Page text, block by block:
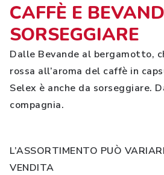
CAFFÈ E
SORSEGGIARE
Dalle Bevande al bergamotto,
rossa all’aroma del caffè in
Selex è anche da sorseggiare.
compagnia.
L’ASSORTIMENTO PUÒ
VENDITA